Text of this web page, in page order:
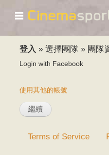
☰
登入 » 選擇團隊 » 團隊
Login with Facebook
使用其他的帳號
Terms of Service